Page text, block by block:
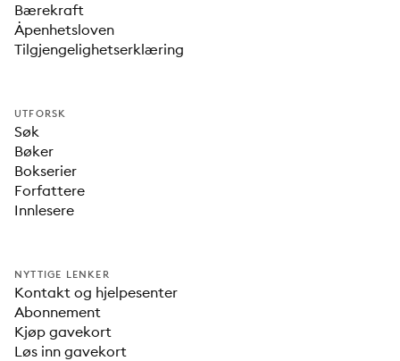
Bærekraft
Åpenhetsloven
Tilgjengelighetserklæring
UTFORSK
Søk
Bøker
Bokserier
Forfattere
Innlesere
NYTTIGE LENKER
Kontakt og hjelpesenter
Abonnement
Kjøp gavekort
Løs inn gavekort